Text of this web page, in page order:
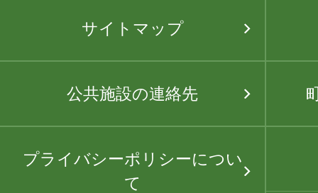
サイトマップ
公共施設の連絡先
プライバシーポリシーについ
て